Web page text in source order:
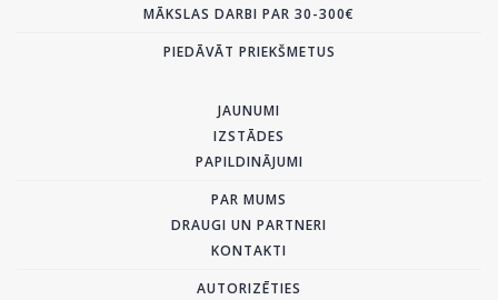
MĀKSLAS DARBI PAR 30-300€
PIEDĀVĀT PRIEKŠMETUS
JAUNUMI
IZSTĀDES
PAPILDINĀJUMI
PAR MUMS
DRAUGI UN PARTNERI
KONTAKTI
AUTORIZĒTIES